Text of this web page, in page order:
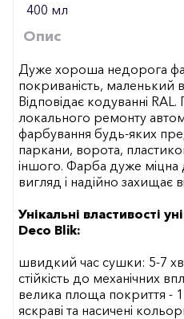
400 мл
Опис
Дуже хороша недорога
покриваність, маленький
Відповідає кодуванні
локального ремонту
фарбування будь-яких
паркани, ворота,
іншого. Фарба дуже міцна
вигляд і надійно захищає
Унікальні властивості
Deco Blik:
швидкий час сушки: 5-7
стійкість до механічних
велика площа покриття -
яскраві та насичені